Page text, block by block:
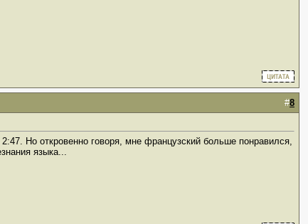
#8
Но откровенно говоря, мне французский больше понравился,
языка...